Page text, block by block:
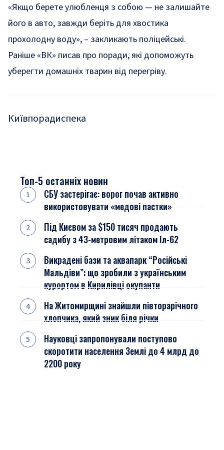
«Якщо берете улюбленця з собою — не залишайте
його в авто, завжди беріть для хвостика
прохолодну воду», – закликають поліцейські.
Раніше «ВК» писав про поради, які допоможуть
уберегти домашніх тварин від перегріву.
Київпорадиспека
Топ-5 останніх новин
СБУ застерігає: ворог почав активно
використовувати «медові пастки»
Під Києвом за $150 тисяч продають
садибу з 43-метровим літаком Іл-62
Викрадені бази та аквапарк “Російські
Мальдіви”: що зробили з українським
курортом в Кирилівці окупанти
На Житомирщині знайшли півторарічного
хлопчика, який зник біля річки
Науковці запропонували поступово
скоротити населення Землі до 4 млрд до
2200 року